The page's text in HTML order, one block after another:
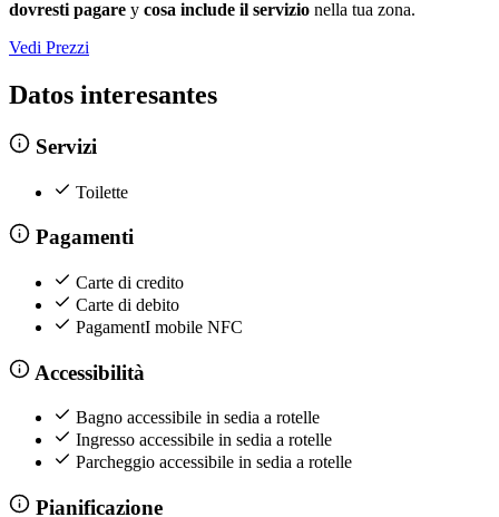
dovresti pagare y cosa include il servizio nella tua zona.
Vedi Prezzi
Datos interesantes
Servizi
Toilette
Pagamenti
Carte di credito
Carte di debito
PagamentI mobile NFC
Accessibilità
Bagno accessibile in sedia a rotelle
Ingresso accessibile in sedia a rotelle
Parcheggio accessibile in sedia a rotelle
Pianificazione